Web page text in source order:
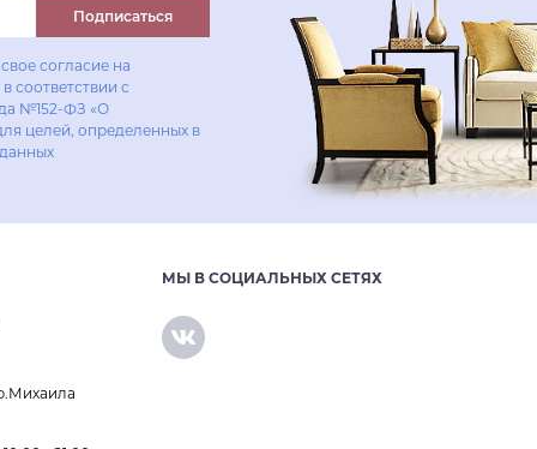
Подписаться
согласие на
соответствии с
№152-ФЗ «О
целей, определенных в
МЫ В СОЦИАЛЬНЫХ СЕТЯХ